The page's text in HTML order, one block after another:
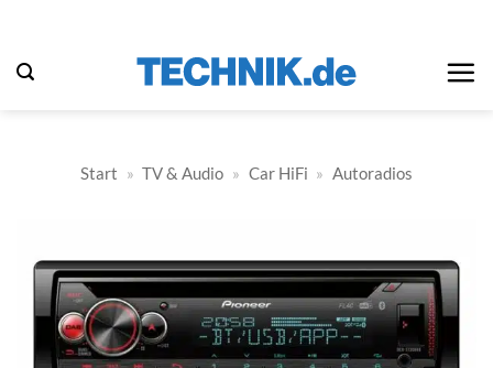
springen
Start » TV & Audio » Car HiFi » Autoradios